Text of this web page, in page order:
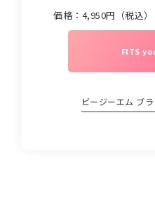
価格： 4,950円（税込）
FITS
ビージーエム ブ